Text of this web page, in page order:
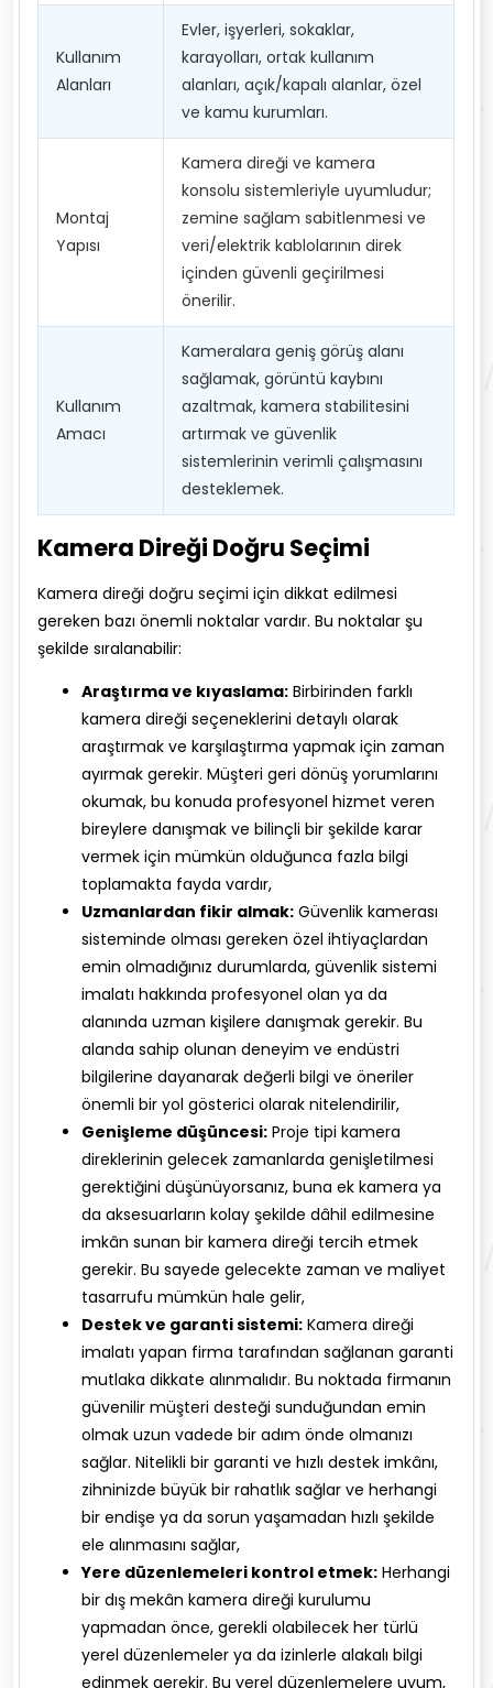
Kullanım
Alanları
Evler, işyerleri, sokaklar,
karayolları, ortak kullanım
alanları, açık/kapalı alanlar, özel
ve kamu kurumları.
Montaj
Yapısı
Kamera direği ve kamera
konsolu sistemleriyle uyumludur;
zemine sağlam sabitlenmesi ve
veri/elektrik kablolarının direk
içinden güvenli geçirilmesi
önerilir.
Kullanım
Amacı
Kameralara geniş görüş alanı
sağlamak, görüntü kaybını
azaltmak, kamera stabilitesini
artırmak ve güvenlik
sistemlerinin verimli çalışmasını
desteklemek.
Kamera Direği Doğru Seçimi
Kamera direği doğru seçimi için dikkat edilmesi
gereken bazı önemli noktalar vardır. Bu noktalar şu
şekilde sıralanabilir:
Araştırma ve kıyaslama: Birbirinden farklı
kamera direği seçeneklerini detaylı olarak
araştırmak ve karşılaştırma yapmak için zaman
ayırmak gerekir. Müşteri geri dönüş yorumlarını
okumak, bu konuda profesyonel hizmet veren
bireylere danışmak ve bilinçli bir şekilde karar
vermek için mümkün olduğunca fazla bilgi
toplamakta fayda vardır,
Uzmanlardan fikir almak: Güvenlik kamerası
sisteminde olması gereken özel ihtiyaçlardan
emin olmadığınız durumlarda, güvenlik sistemi
imalatı hakkında profesyonel olan ya da
alanında uzman kişilere danışmak gerekir. Bu
alanda sahip olunan deneyim ve endüstri
bilgilerine dayanarak değerli bilgi ve öneriler
önemli bir yol gösterici olarak nitelendirilir,
Genişleme düşüncesi: Proje tipi kamera
direklerinin gelecek zamanlarda genişletilmesi
gerektiğini düşünüyorsanız, buna ek kamera ya
da aksesuarların kolay şekilde dâhil edilmesine
imkân sunan bir kamera direği tercih etmek
gerekir. Bu sayede gelecekte zaman ve maliyet
tasarrufu mümkün hale gelir,
Destek ve garanti sistemi: Kamera direği
imalatı yapan firma tarafından sağlanan garanti
mutlaka dikkate alınmalıdır. Bu noktada firmanın
güvenilir müşteri desteği sunduğundan emin
olmak uzun vadede bir adım önde olmanızı
sağlar. Nitelikli bir garanti ve hızlı destek imkânı,
zihninizde büyük bir rahatlık sağlar ve herhangi
bir endişe ya da sorun yaşamadan hızlı şekilde
ele alınmasını sağlar,
Yere düzenlemeleri kontrol etmek: Herhangi
bir dış mekân kamera direği kurulumu
yapmadan önce, gerekli olabilecek her türlü
yerel düzenlemeler ya da izinlerle alakalı bilgi
edinmek gerekir. Bu yerel düzenlemelere uyum,